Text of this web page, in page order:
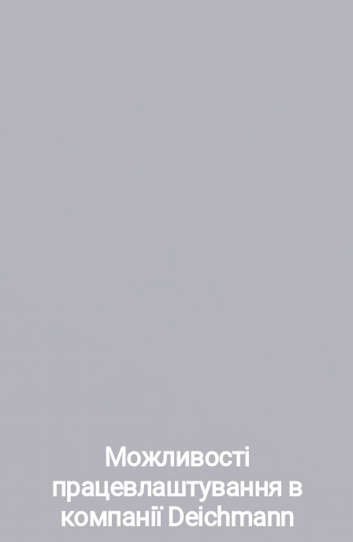
Можливості
працевлаштування в
компанії Deichmann